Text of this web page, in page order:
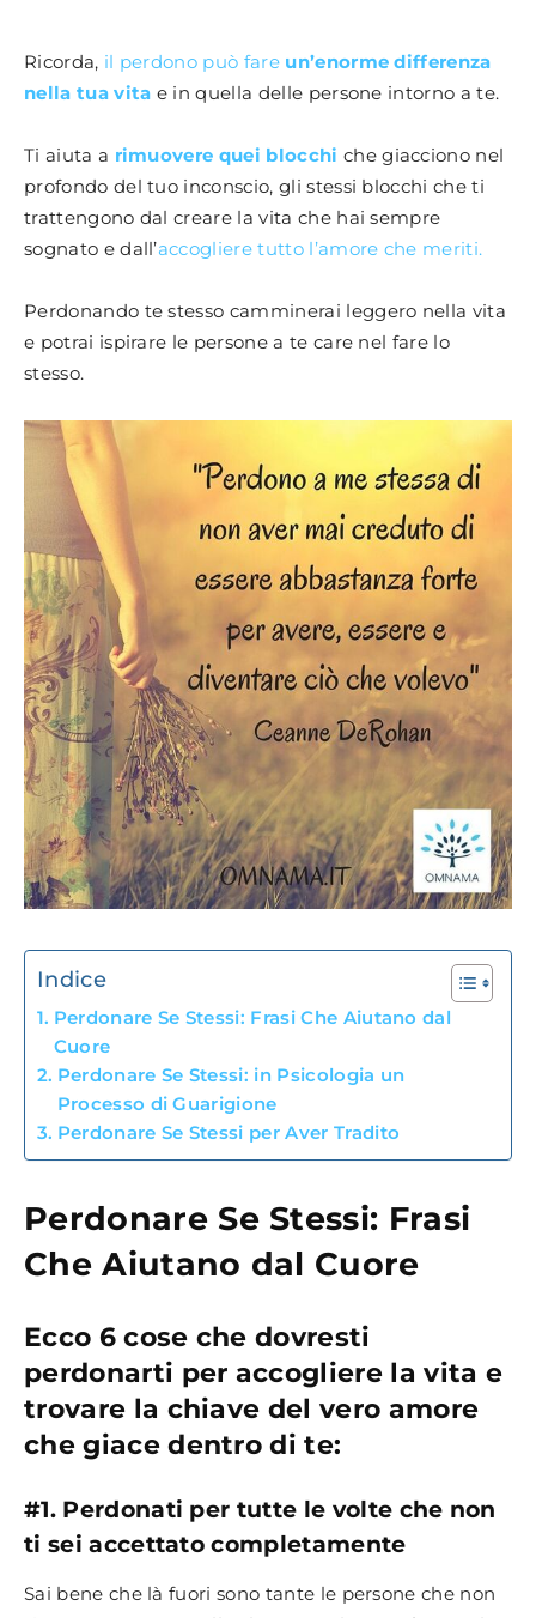
Ricorda, il perdono può fare un’enorme differenza
nella tua vita e in quella delle persone intorno a te.
Ti aiuta a rimuovere quei blocchi che giacciono nel
profondo del tuo inconscio, gli stessi blocchi che ti
trattengono dal creare la vita che hai sempre
sognato e dall’accogliere tutto l’amore che meriti.
Perdonando te stesso camminerai leggero nella vita
e potrai ispirare le persone a te care nel fare lo
stesso.
Indice
Perdonare Se Stessi: Frasi Che Aiutano dal
Cuore
Perdonare Se Stessi: in Psicologia un
Processo di Guarigione
Perdonare Se Stessi per Aver Tradito
Perdonare Se Stessi: Frasi
Che Aiutano dal Cuore
Ecco 6 cose che dovresti
perdonarti per accogliere la vita e
trovare la chiave delvero amore
che giace dentro di te:
#1. Perdonati per tutte le volte che non
ti sei accettato completamente
Sai bene che là fuori sono tante le persone che non